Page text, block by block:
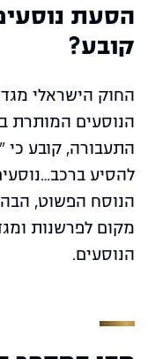
הסעת
קובע?
החוק הישראלי
התעבורה, קובע כי
להסיע
הנוסח הפשוט,
מקום לפרשנות
הנוסעים.